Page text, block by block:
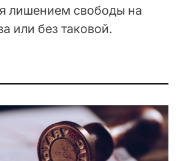
лишением свободы на
или без таковой.